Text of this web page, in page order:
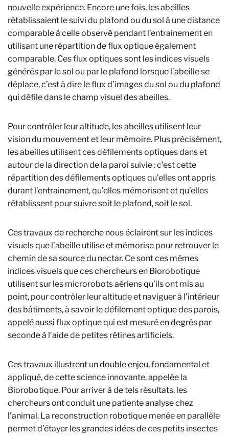
nouvelle expérience. Encore une fois, les abeilles
rétablissaient le suivi du plafond ou du sol à une distance
comparable à celle observé pendant l’entrainement en
utilisant une répartition de flux optique également
comparable. Ces flux optiques sont les indices visuels
générés par le sol ou par le plafond lorsque l’abeille se
déplace, c’est à dire le flux d’images du sol ou du plafond
qui défile dans le champ visuel des abeilles.
Pour contrôler leur altitude, les abeilles utilisent leur
vision du mouvement et leur mémoire. Plus précisément,
les abeilles utilisent ces défilements optiques dans et
autour de la direction de la paroi suivie : c’est cette
répartition des défilements optiques qu’elles ont appris
durant l’entrainement, qu’elles mémorisent et qu’elles
rétablissent pour suivre soit le plafond, soit le sol.
Ces travaux de recherche nous éclairent sur les indices
visuels que l’abeille utilise et mémorise pour retrouver le
chemin de sa source du nectar. Ce sont ces mêmes
indices visuels que ces chercheurs en Biorobotique
utilisent sur les microrobots aériens qu’ils ont mis au
point, pour contrôler leur altitude et naviguer à l’intérieur
des bâtiments, à savoir le défilement optique des parois,
appelé aussi flux optique qui est mesuré en degrés par
seconde à l’aide de petites rétines artificiels.
Ces travaux illustrent un double enjeu, fondamental et
appliqué, de cette science innovante, appelée la
Biorobotique. Pour arriver à de tels résultats, les
chercheurs ont conduit une patiente analyse chez
l’animal. La reconstruction robotique menée en parallèle
permet d’étayer les grandes idées de ces petits insectes